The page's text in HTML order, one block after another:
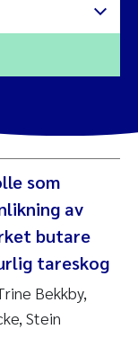
som
av
butare
tareskog
Bekkby,
Stein